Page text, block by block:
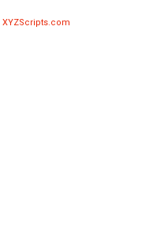
XYZScripts.com